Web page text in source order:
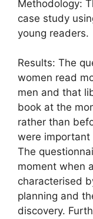
Methodology:
case study
young readers.
Results: The
women read
men and that
book at the
rather than
were important
The
moment when
characterised
planning and
discovery.